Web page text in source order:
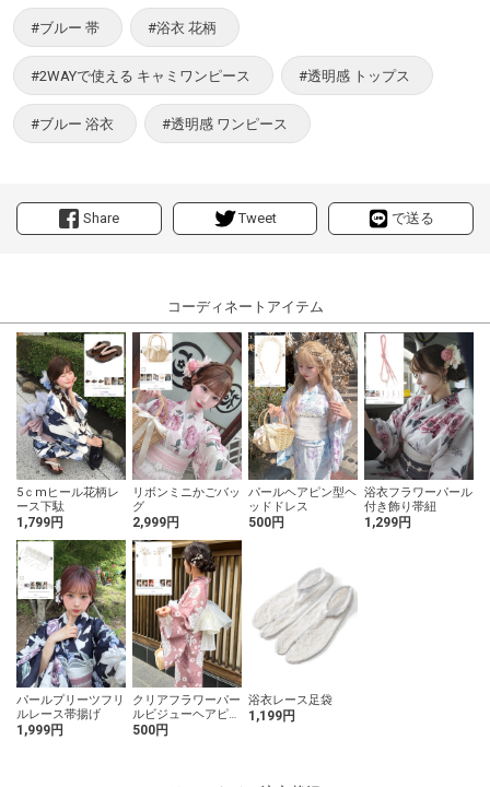
Share Tweet で送る
#ブルー 帯 #浴衣 花柄
#2WAYで使える キャミワンピース #透明感 トップス
#ブルー 浴衣 #透明感 ワンピース
コーディネートアイテム
5ｃmヒール花柄レ
ース下駄
1,799円
リボンミニかごバッ
グ
2,999円
パールヘアピン型ヘ
ッドドレス
500円
浴衣フラワーパール
付き飾り帯紐
1,299円
パールプリーツフリ
ルレース帯揚げ
1,999円
クリアフラワーパー
ルビジューヘアピン
2点セット
500円
浴衣レース足袋
1,199円